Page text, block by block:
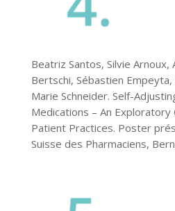
Beatriz Santos, Silvie
Bertschi, Sébastien
Marie Schneider. Self-
Medications – An
Patient Practices. Poster
Suisse des Pharmaciens,